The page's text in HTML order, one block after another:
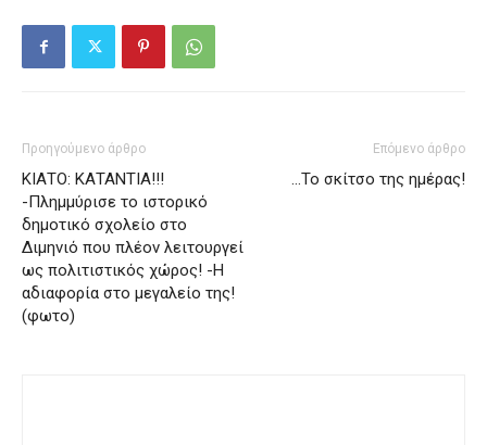
Προηγούμενο άρθρο
ΚΙΑΤΟ: ΚΑΤΑΝΤΙΑ!!!
-Πλημμύρισε το ιστορικό
δημοτικό σχολείο στο
Διμηνιό που πλέον λειτουργεί
ως πολιτιστικός χώρος! -Η
αδιαφορία στο μεγαλείο της!
(φωτο)
Επόμενο άρθρο
…Το σκίτσο της ημέρας!